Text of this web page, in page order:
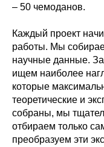
– 50 чемоданов.
Каждый проект
работы. Мы
научные данные.
ищем наиболее
которые
теоретические и
собраны, мы
отбираем только
преобразуем эти